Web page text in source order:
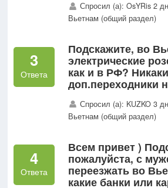
собой не брать, и
че делать?
Спросил (а): OsYRis 2
Вьетнам (общий раздел)
3
Ответа
Подскажите, во
электрические
как и в РФ?
доп.переходники
Спросил (а): KUZKO 3
Вьетнам (общий раздел)
4
Ответа
Всем привет )
пожалуйста, с
переезжать во
какие банки или